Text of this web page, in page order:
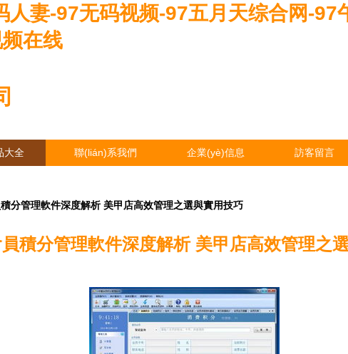
妻-97无码视频-97五月天综合网-
在线
大全 聯(lián)系我們 企業(yè)信息 訪客留言
分管理軟件深度解析 美甲店高效管理之選與實用技巧
積分管理軟件深度解析 美甲店高效管理之